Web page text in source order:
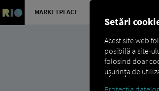
MARKETPLACE
Setări
Acest site web
posibilă a site-
folosind doar
ușurința de
Protecția datelor